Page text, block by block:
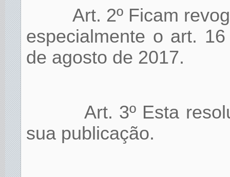
Art. 2º Ficam
especialmente o art.
de agosto de 2017.
Art. 3º Esta
sua publicação.